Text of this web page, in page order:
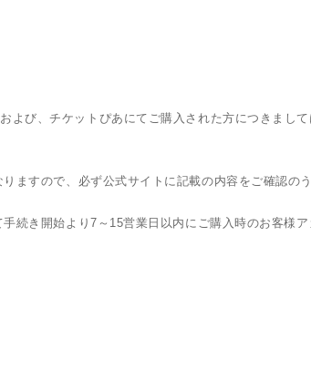
び、チケットぴあにてご購入された方につきまし
ますので、必ず公式サイトに記載の内容をご確認の
続き開始より7～15営業日以内にご購入時のお客様